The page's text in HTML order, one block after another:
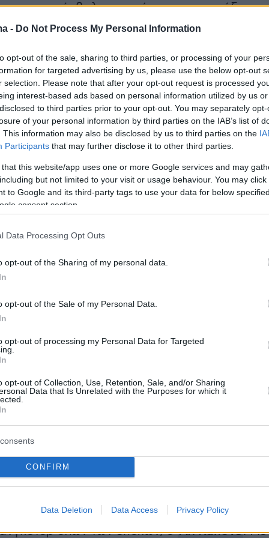
- Do Not Process My Personal Information
opt-out of the sale, sharing to third parties, or processing of your
for targeted advertising by us, please use the below opt-out
selection. Please note that after your opt-out request is processed
interest-based ads based on personal information utilized by us
to third parties prior to your opt-out. You may separately
of your personal information by third parties on the IAB’s list of
This information may also be disclosed by us to third parties on the
Participants that may further disclose it to other third parties.
that this website/app uses one or more Google services and may
but not limited to your visit or usage behaviour. You may
to Google and its third-party tags to use your data for below
consent section.
Data Processing Opt Outs
opt-out of the Sharing of my personal data.
opt-out of the Sale of my Personal Data.
opt-out of processing my Personal Data for Targeted
opt-out of Collection, Use, Retention, Sale, and/or Sharing
Data that Is Unrelated with the Purposes for which it
CONFIRM
Data Deletion Data Access Privacy Policy
και το «σύμβολο του νόμου και της τάξης»
«λάμποντας» εφεξής ως τουριστικός και
αρνάκι ο Αλ Καπόνε
φυλακές του Αλκατράζ, έφτασε ο πιο
όλων των εποχών, οΑλ Καπόνε. Με